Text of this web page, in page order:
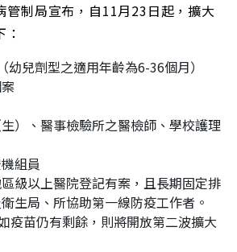
管制局宣布，自11月23日起，擴大
幼兒劑型之適用年齡為6-36個月）
）、醫事檢驗所之醫檢師、學校護理
組員
級以上醫院登記有案，且長期固定排
生局、所協助第一線防疫工作者。
疫苗仍有剩餘，則將開放第二波擴大